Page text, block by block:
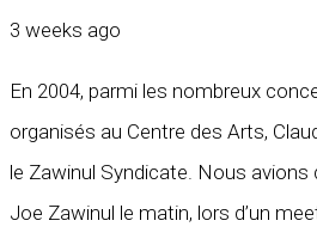
3 weeks ago
En 2004, parmi les nombreux
organisés au Centre des Arts,
le Zawinul Syndicate. Nous avions
Joe Zawinul le matin, lors d’un